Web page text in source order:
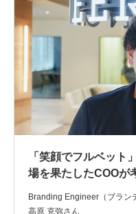
「笑顔でフルベット
場を果たしたCOOが
Branding Engineer（ブラン
高原 克弥さん